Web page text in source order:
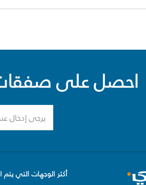
احصل على صفقات
أكثر الوجهات التي يتم